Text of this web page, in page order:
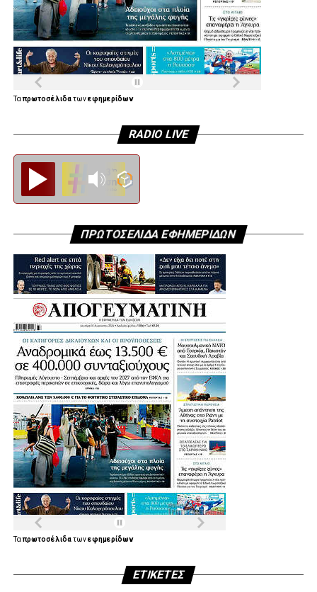
.
.
.
.
Ταπρωτοσέλιδατωνεφημερίδων
RADIO LIVE
ΠΡΩΤΟΣΕΛΙΔΑ ΕΦΗΜΕΡΙΔΩΝ
Ταπρωτοσέλιδατωνεφημερίδων
ΕΤΙΚΈΤΕΣ